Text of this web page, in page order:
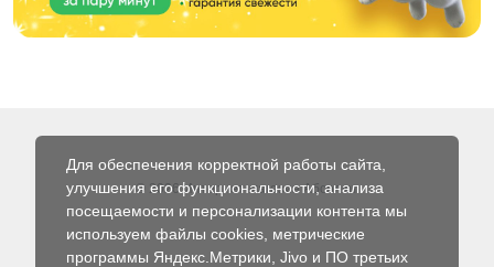
© 2026 Интернет-магазин Абсолют
Для обеспечения корректной работы сайта,
улучшения его функциональности, анализа
посещаемости и персонализации контента мы
используем файлы cookies, метрические
программы Яндекс.Метрики, Jivo и ПО третьих